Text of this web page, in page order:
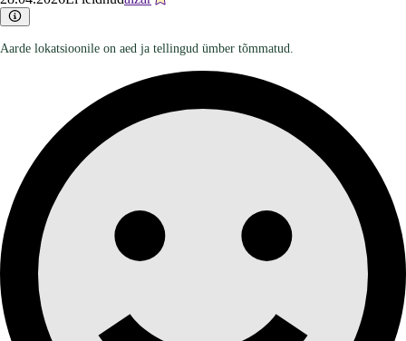
Aarde lokatsioonile on aed ja tellingud ümber tõmmatud.